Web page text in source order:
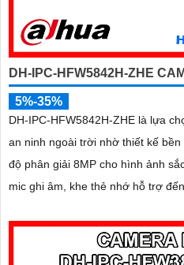
DH-IPC-HFW5842H-ZHE
5%-35%
DH-IPC-HFW5842H-ZHE là lựa
an ninh ngoài trời nhờ thiết kế
độ phân giải 8MP cho hình ảnh sắc nét vượt
mic ghi âm, khe thẻ nhớ hỗ trợ